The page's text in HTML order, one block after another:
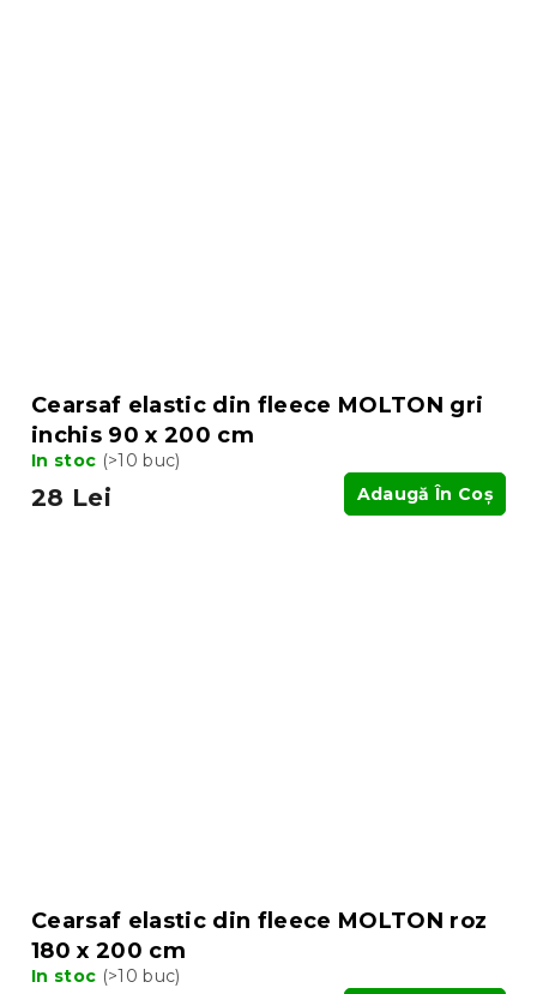
Cearsaf elastic din fleece MOLTON gri
inchis 90 x 200 cm
In stoc (>10 buc)
28 Lei Adaugă În Coş
Cearsaf elastic din fleece MOLTON roz
180 x 200 cm
In stoc (>10 buc)